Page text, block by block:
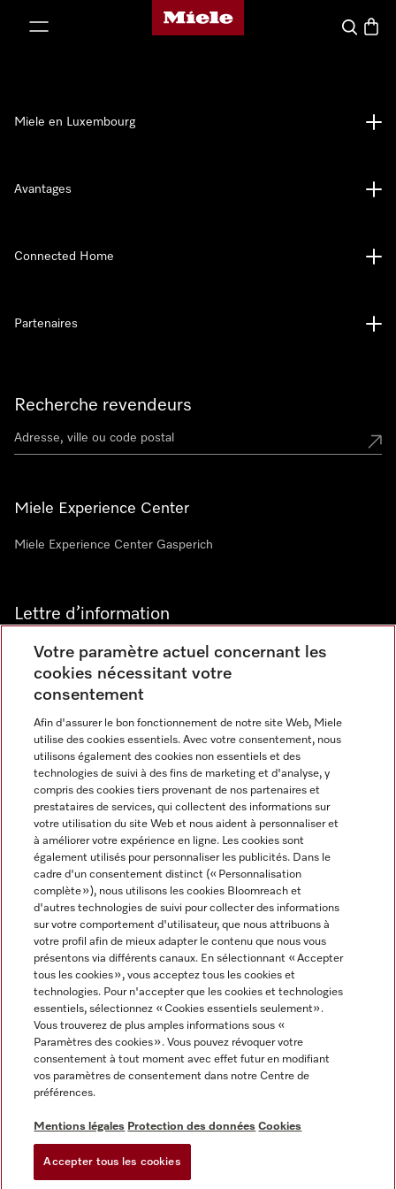
Page d'accueil de Miele
Panier
Recherche revendeurs
Miele Experience Center
Miele Experience Center Gasperich
Lettre d’information
Langue
FRANCAIS
Miele en Luxembourg
Avantages
Connected Home
Partenaires
Informations légales
CGV
Conditions d’utilisation
Déclaration d'accessibilité
Digital Services Act
Miele sur Instagram
Miele sur Youtube
Votre paramètre actuel concernant les
cookies nécessitant votre
consentement
Afin d'assurer le bon fonctionnement de notre site Web, Miele
utilise des cookies essentiels. Avec votre consentement, nous
utilisons également des cookies non essentiels et des
technologies de suivi à des fins de marketing et d'analyse, y
compris des cookies tiers provenant de nos partenaires et
prestataires de services, qui collectent des informations sur
votre utilisation du site Web et nous aident à personnaliser et
à améliorer votre expérience en ligne. Les cookies sont
également utilisés pour personnaliser les publicités. Dans le
cadre d'un consentement distinct (« Personnalisation
complète »), nous utilisons les cookies Bloomreach et
d'autres technologies de suivi pour collecter des informations
sur votre comportement d'utilisateur, que nous attribuons à
votre profil afin de mieux adapter le contenu que nous vous
présentons via différents canaux. En sélectionnant « Accepter
tous les cookies », vous acceptez tous les cookies et
technologies. Pour n'accepter que les cookies et technologies
essentiels, sélectionnez « Cookies essentiels seulement».
Vous trouverez de plus amples informations sous «
Paramètres des cookies ». Vous pouvez révoquer votre
consentement à tout moment avec effet futur en modifiant
vos paramètres de consentement dans notre Centre de
préférences.
Mentions légales Protection des données Cookies
Accepter tous les cookies